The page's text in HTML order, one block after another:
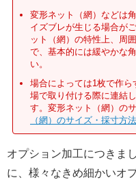
変形ネット（網）などは
イズブレが生じる場合が
ット（網）の特性上、周
で、基本的には緩やかな
い。
場合によっては1枚で作ら
場で取り付ける際に連結
す。変形ネット（網）の
（網）のサイズ・採寸方法
オプション加工につきま
に、様々なきめ細かいオ